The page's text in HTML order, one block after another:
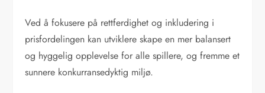
Ved å fokusere på rettferdighet og inkludering i
prisfordelingen kan utviklere skape en mer balansert
og hyggelig opplevelse for alle spillere, og fremme et
sunnere konkurransedyktig miljø.